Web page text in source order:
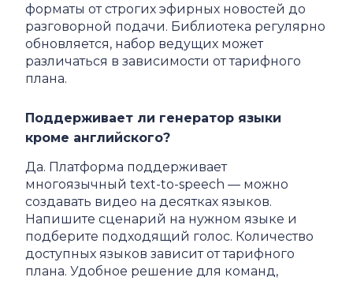
форматы от строгих эфирных новостей до
разговорной подачи. Библиотека регулярно
обновляется, набор ведущих может
различаться в зависимости от тарифного
плана.
Поддерживает ли генератор языки
кроме английского?
Да. Платформа поддерживает
многоязычный text-to-speech — можно
создавать видео на десятках языков.
Напишите сценарий на нужном языке и
подберите подходящий голос. Количество
доступных языков зависит от тарифного
плана. Удобное решение для команд,